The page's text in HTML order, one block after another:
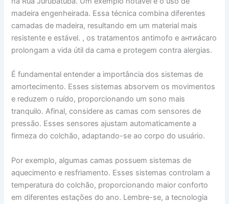
madeira engenheirada. Essa técnica combina diferentes
camadas de madeira, resultando em um material mais
resistente e estável. , os tratamentos antimofo e антиácaro
prolongam a vida útil da cama e protegem contra alergias.
É fundamental entender a importância dos sistemas de
amortecimento. Esses sistemas absorvem os movimentos
e reduzem o ruído, proporcionando um sono mais
tranquilo. Afinal, considere as camas com sensores de
pressão. Esses sensores ajustam automaticamente a
firmeza do colchão, adaptando-se ao corpo do usuário.
Por exemplo, algumas camas possuem sistemas de
aquecimento e resfriamento. Esses sistemas controlam a
temperatura do colchão, proporcionando maior conforto
em diferentes estações do ano. Lembre-se, a tecnologia